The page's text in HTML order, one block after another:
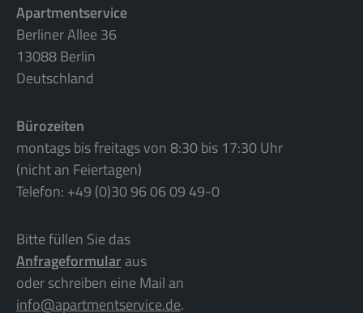
Apartmentservice
Berliner Allee 36
13088 Berlin
Deutschland
Bürozeiten
montags bis freitags von 8:30 bis 17:30 Uhr
(nicht an Feiertagen)
Telefon: +49 (0)30 96 06 09 49-0
Bitte füllen Sie das
Anfrageformularaus
oder schreiben eine Mail an
info@apartmentservice.de.